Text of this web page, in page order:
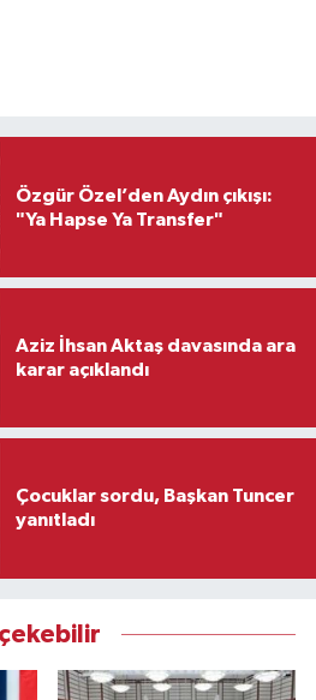
Özgür Özel’den Aydın çıkışı:
"Ya Hapse Ya Transfer"
Aziz İhsan Aktaş davasında ara
karar açıklandı
Çocuklar sordu, Başkan Tuncer
yanıtladı